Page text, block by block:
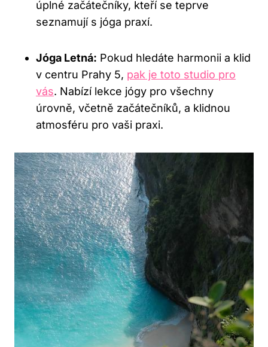
úplné začátečníky, kteří se teprve
seznamují s jóga praxí.
Jóga Letná: Pokud hledáte harmonii a klid
v centru Prahy 5, pak je toto studio pro
vás. Nabízí lekce jógy pro všechny
úrovně, včetně začátečníků, a klidnou
atmosféru pro vaši praxi.